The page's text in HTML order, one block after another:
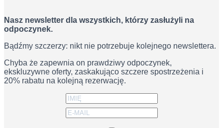
Nasz newsletter dla wszystkich, którzy zasłużyli na
odpoczynek.
Bądźmy szczerzy: nikt nie potrzebuje kolejnego newslettera.
Chyba że zapewnia on prawdziwy odpoczynek,
ekskluzywne oferty, zaskakująco szczere spostrzeżenia i
20% rabatu na kolejną rezerwację.